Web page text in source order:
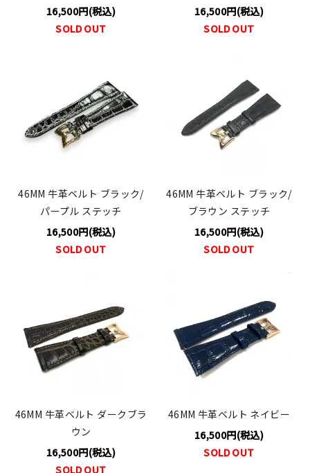
16,500円(税込)
SOLD OUT
16,500円(税込)
SOLD OUT
46MM 牛革ベルト ブラック/
パープル ステッチ
16,500円(税込)
SOLD OUT
46MM 牛革ベルト ブラック/
ブラウン ステッチ
16,500円(税込)
SOLD OUT
46MM 牛革ベルト ダークブラ
ウン
16,500円(税込)
SOLD OUT
46MM 牛革ベルト ネイビー
16,500円(税込)
SOLD OUT